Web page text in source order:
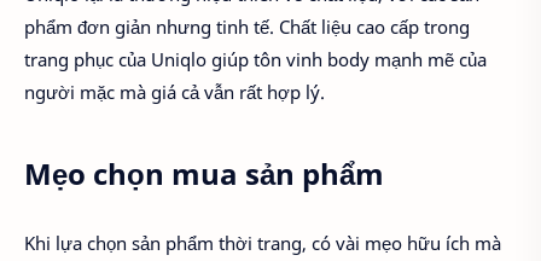
phẩm đơn giản nhưng tinh tế. Chất liệu cao cấp trong
trang phục của Uniqlo giúp tôn vinh body mạnh mẽ của
người mặc mà giá cả vẫn rất hợp lý.
Mẹo chọn mua sản phẩm
Khi lựa chọn sản phẩm thời trang, có vài mẹo hữu ích mà